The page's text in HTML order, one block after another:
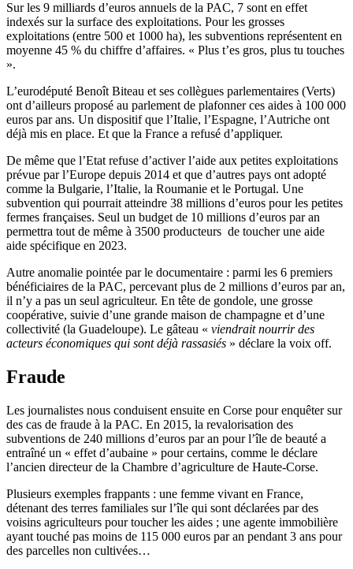
Sur les 9 milliards d’euros annuels de la PAC, 7 sont en effet
indexés sur la surface des exploitations. Pour les grosses
exploitations (entre 500 et 1000 ha), les subventions représentent en
moyenne 45 % du chiffre d’affaires. « Plus t’es gros, plus tu touches
».
L’eurodéputé Benoît Biteau et ses collègues parlementaires (Verts)
ont d’ailleurs proposé au parlement de plafonner ces aides à 100 000
euros par ans. Un dispositif que l’Italie, l’Espagne, l’Autriche ont
déjà mis en place. Et que la France a refusé d’appliquer.
De même que l’Etat refuse d’activer l’aide aux petites exploitations
prévue par l’Europe depuis 2014 et que d’autres pays ont adopté
comme la Bulgarie, l’Italie, la Roumanie et le Portugal. Une
subvention qui pourrait atteindre 38 millions d’euros pour les petites
fermes françaises. Seul un budget de 10 millions d’euros par an
permettra tout de même à 3500 producteurs de toucher une aide
aide spécifique en 2023.
Autre anomalie pointée par le documentaire : parmi les 6 premiers
bénéficiaires de la PAC, percevant plus de 2 millions d’euros par an,
il n’y a pas un seul agriculteur. En tête de gondole, une grosse
coopérative, suivie d’une grande maison de champagne et d’une
collectivité (la Guadeloupe). Le gâteau « viendrait nourrir des
acteurs économiques qui sont déjà rassasiés » déclare la voix off.
Fraude
Les journalistes nous conduisent ensuite en Corse pour enquêter sur
des cas de fraude à la PAC. En 2015, la revalorisation des
subventions de 240 millions d’euros par an pour l’île de beauté a
entraîné un « effet d’aubaine » pour certains, comme le déclare
l’ancien directeur de la Chambre d’agriculture de Haute-Corse.
Plusieurs exemples frappants : une femme vivant en France,
détenant des terres familiales sur l’île qui sont déclarées par des
voisins agriculteurs pour toucher les aides ; une agente immobilière
ayant touché pas moins de 115 000 euros par an pendant 3 ans pour
des parcelles non cultivées…